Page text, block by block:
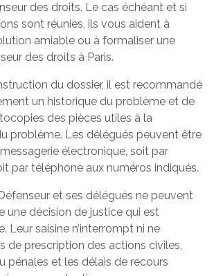
des droits. Le cas échéant et si
sont réunies, ils vous aident à
amiable ou à formaliser une
des droits à Paris.
du dossier, il est recommandé
un historique du problème et de
des pièces utiles à la
problème. Les délégués peuvent être
électronique, soit par
par téléphone aux numéros indiqués.
et ses délégués ne peuvent
une décision de justice qui est
Leur saisine n’interrompt ni ne
de prescription des actions civiles,
pénales et les délais de recours